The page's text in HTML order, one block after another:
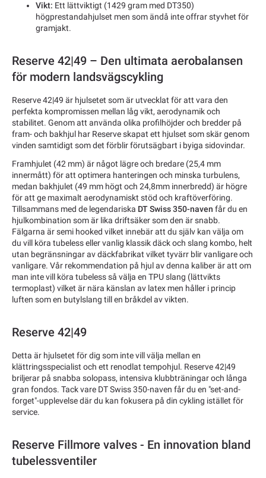
Vikt: Ett lättviktigt (1429 gram med DT350)
högprestandahjulset men som ändå inte offrar styvhet för
gramjakt.
Reserve 42|49 – Den ultimata aerobalansen
för modern landsvägscykling
Reserve 42|49 är hjulsetet som är utvecklat för att vara den
perfekta kompromissen mellan låg vikt, aerodynamik och
stabilitet. Genom att använda olika profilhöjder och bredder på
fram- och bakhjul har Reserve skapat ett hjulset som skär genom
vinden samtidigt som det förblir förutsägbart i byiga sidovindar.
Framhjulet (42 mm) är något lägre och bredare (25,4 mm
innermått) för att optimera hanteringen och minska turbulens,
medan bakhjulet (49 mm högt och 24,8mm innerbredd) är högre
för att ge maximalt aerodynamiskt stöd och kraftöverföring.
Tillsammans med de legendariska DT Swiss 350-naven får du en
hjulkombination som är lika driftsäker som den är snabb.
Fälgarna är semi hooked vilket innebär att du själv kan välja om
du vill köra tubeless eller vanlig klassik däck och slang kombo, helt
utan begränsningar av däckfabrikat vilket tyvärr blir vanligare och
vanligare. Vår rekommendation på hjul av denna kaliber är att om
man inte vill köra tubeless så välja en TPU slang (lättvikts
termoplast) vilket är nära känslan av latex men håller i princip
luften som en butylslang till en bråkdel av vikten.
Reserve 42|49
Detta är hjulsetet för dig som inte vill välja mellan en
klättringsspecialist och ett renodlat tempohjul. Reserve 42|49
briljerar på snabba solopass, intensiva klubbträningar och långa
gran fondos. Tack vare DT Swiss 350-naven får du en "set-and-
forget"-upplevelse där du kan fokusera på din cykling istället för
service.
Reserve Fillmore valves - En innovation bland
tubelessventiler